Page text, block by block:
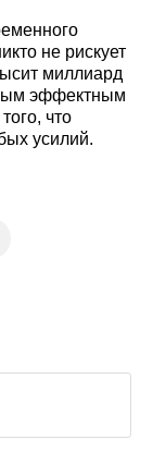
не рискует
миллиард
эффектным
что
усилий.